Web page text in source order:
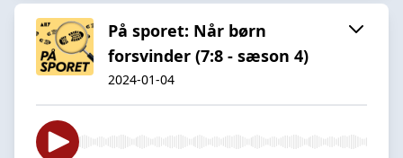
På sporet: Når børn
forsvinder (7:8 - sæson 4)
2024-01-04